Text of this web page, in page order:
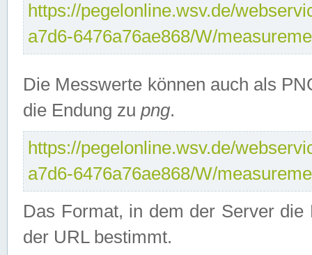
https://pegelonline.wsv.de/
a7d6-6476a76ae868/W/
Die Messwerte können auch als
die Endung zu png.
https://pegelonline.wsv.de/
a7d6-6476a76ae868/W/
Das Format, in dem der Server
der URL bestimmt.